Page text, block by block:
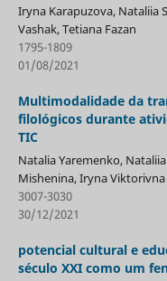
Iryna Karapuzova, Nataliia
Vashak, Tetiana Fazan
1795-1809
01/08/2021
Multimodalidade da
filológicos durante
TIC
Natalia Yaremenko,
Mishenina, Iryna
3007-3030
30/12/2021
potencial cultural e
século XXI como um